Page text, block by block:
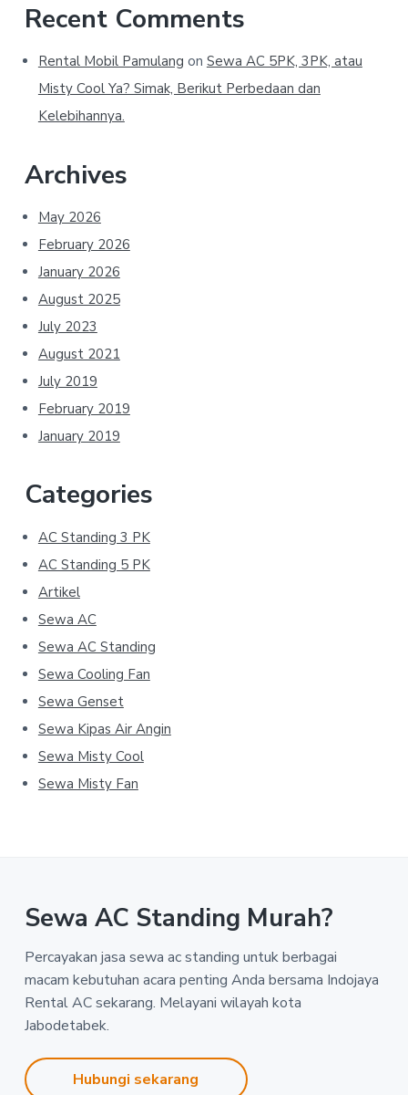
Recent Comments
Rental Mobil Pamulang on Sewa AC 5PK, 3PK, atau
Misty Cool Ya? Simak, Berikut Perbedaan dan
Kelebihannya.
Archives
May 2026
February 2026
January 2026
August 2025
July 2023
August 2021
July 2019
February 2019
January 2019
Categories
AC Standing 3 PK
AC Standing 5 PK
Artikel
Sewa AC
Sewa AC Standing
Sewa Cooling Fan
Sewa Genset
Sewa Kipas Air Angin
Sewa Misty Cool
Sewa Misty Fan
Sewa AC Standing Murah?
Percayakan jasa sewa ac standing untuk berbagai
macam kebutuhan acara penting Anda bersama Indojaya
Rental AC sekarang. Melayani wilayah kota
Jabodetabek.
Hubungi sekarang